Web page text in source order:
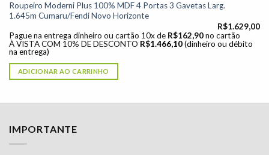
Roupeiro Moderni Plus 100% MDF 4 Portas 3 Gavetas Larg.
1.645m Cumaru/Fendi Novo Horizonte
R$1.629,00
Pague na entrega dinheiro ou cartão 10x de R$162,90 no cartão
À VISTA COM 10% DE DESCONTO R$1.466,10 (dinheiro ou débito
na entrega)
ADICIONAR AO CARRINHO
IMPORTANTE